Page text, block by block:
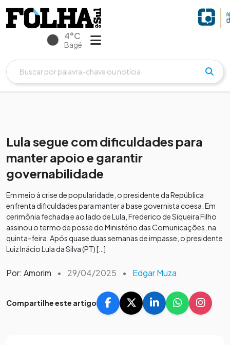
4°C
Bagé
Lula segue com dificuldades para
manter apoio e garantir
governabilidade
Em meio à crise de popularidade, o presidente da República
enfrenta dificuldades para manter a base governista coesa. Em
cerimônia fechada e ao lado de Lula, Frederico de Siqueira Filho
assinou o termo de posse do Ministério das Comunicações, na
quinta-feira. Após quase duas semanas de impasse, o presidente
Luiz Inácio Lula da Silva (PT) […]
Por: Amorim • 29/04/2025 • Edgar Muza
Compartilhe este artigo